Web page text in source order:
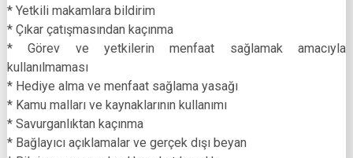
* Yetkili makamlara bildirim
* Çıkar çatışmasından kaçınma
* Görev ve yetkilerin menfaat sağlamak amacıyla
kullanılmaması
* Hediye alma ve menfaat sağlama yasağı
* Kamu malları ve kaynaklarının kullanımı
* Savurganlıktan kaçınma
* Bağlayıcı açıklamalar ve gerçek dışı beyan